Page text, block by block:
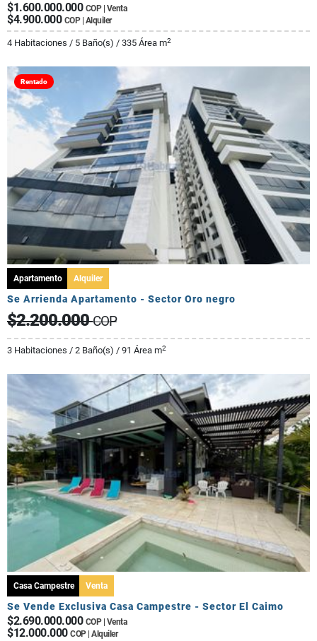
$1.600.000.000 COP | Venta
$4.900.000 COP | Alquiler
4 Habitaciones / 5 Baño(s) / 335 Área m2
Rentado
Apartamento Alquiler
Se Arrienda Apartamento - Sector Oro negro
$2.200.000COP
3 Habitaciones / 2 Baño(s) / 91 Área m2
Casa Campestre Venta
Se Vende Exclusiva Casa Campestre - Sector El Caimo
$2.690.000.000 COP | Venta
$12.000.000 COP | Alquiler